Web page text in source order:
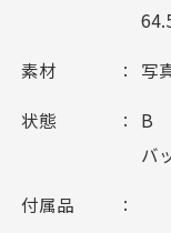
素材 写
状態
B
バ
付属品